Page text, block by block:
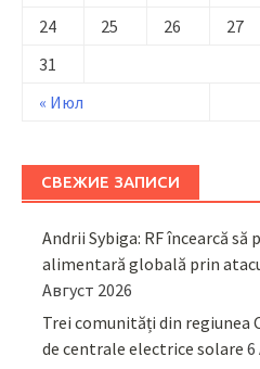
« Июл
24
25 26 27
31
СВЕЖИЕ ЗАПИСИ
Andrii Sybiga: RF încearcă să
alimentară globală prin
Август 2026
Trei comunități din regiunea
de centrale electrice solare 6